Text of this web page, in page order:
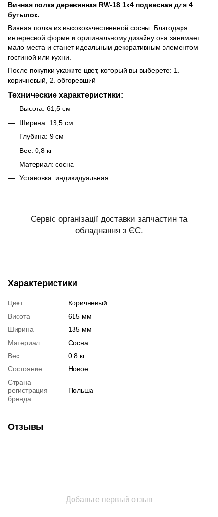
Винная полка деревянная RW-18 1x4 подвесная для 4
бутылок.
Винная полка из высококачественной сосны. Благодаря
интересной форме и оригинальному дизайну она занимает
мало места и станет идеальным декоративным элементом
гостиной или кухни.
После покупки укажите цвет, который вы выберете: 1.
коричневый, 2. обгоревший
Технические характеристики:
Высота: 61,5 см
Ширина: 13,5 см
Глубина: 9 см
Вес: 0,8 кг
Материал: сосна
Установка: индивидуальная
Сервіс організації доставки запчастин та
обладнання з ЄС.
Характеристики
Цвет
Коричневый
Висота
615 мм
Ширина
135 мм
Материал
Сосна
Вес
0.8 кг
Состояние
Новое
Страна
регистрация
бренда
Польша
Отзывы
Добавьте первый отзыв